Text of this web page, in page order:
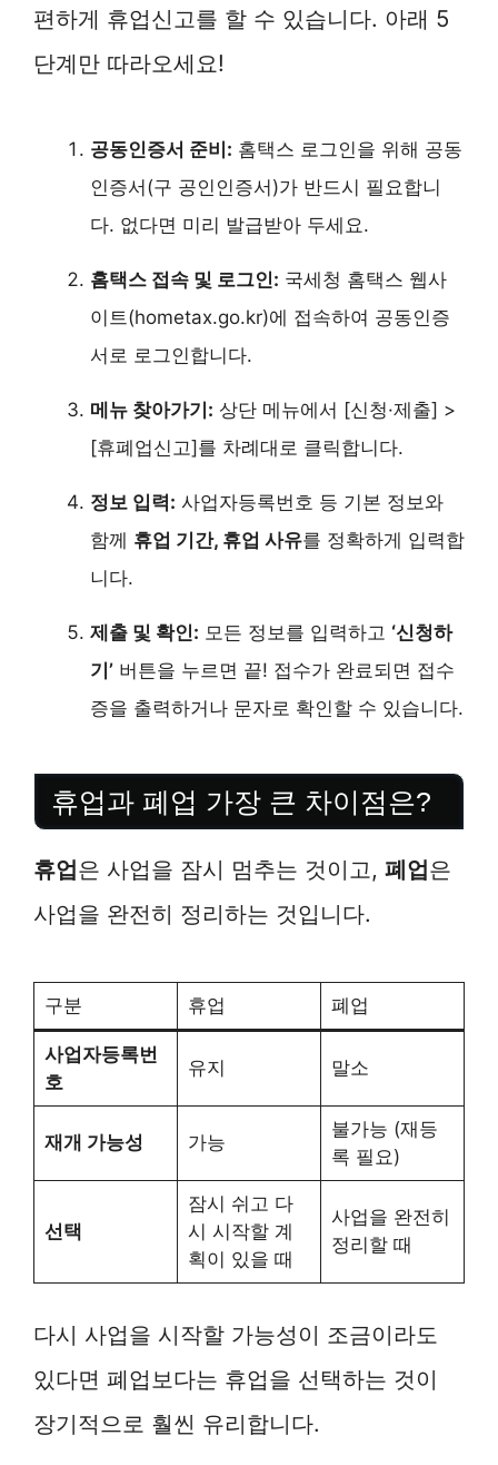
편하게 휴업신고를 할 수 있습니다. 아래 5
단계만 따라오세요!
공동인증서 준비: 홈택스 로그인을 위해 공동
인증서(구 공인인증서)가 반드시 필요합니
다. 없다면 미리 발급받아 두세요.
홈택스 접속 및 로그인: 국세청 홈택스 웹사
이트(hometax.go.kr)에 접속하여 공동인증
서로 로그인합니다.
메뉴 찾아가기: 상단 메뉴에서 [신청·제출] >
[휴폐업신고]를 차례대로 클릭합니다.
정보 입력: 사업자등록번호 등 기본 정보와
함께 휴업 기간, 휴업 사유를 정확하게 입력합
니다.
제출 및 확인: 모든 정보를 입력하고 ‘신청하
기’ 버튼을 누르면 끝! 접수가 완료되면 접수
증을 출력하거나 문자로 확인할 수 있습니다.
휴업과 폐업 가장 큰 차이점은?
휴업은 사업을 잠시 멈추는 것이고, 폐업은
사업을 완전히 정리하는 것입니다.
구분 휴업 폐업
사업자등록번
호
유지 말소
재개 가능성 가능
불가능 (재등
록 필요)
선택
잠시 쉬고 다
시 시작할 계
획이 있을 때
사업을 완전히
정리할 때
다시 사업을 시작할 가능성이 조금이라도
있다면 폐업보다는 휴업을 선택하는 것이
장기적으로 훨씬 유리합니다.